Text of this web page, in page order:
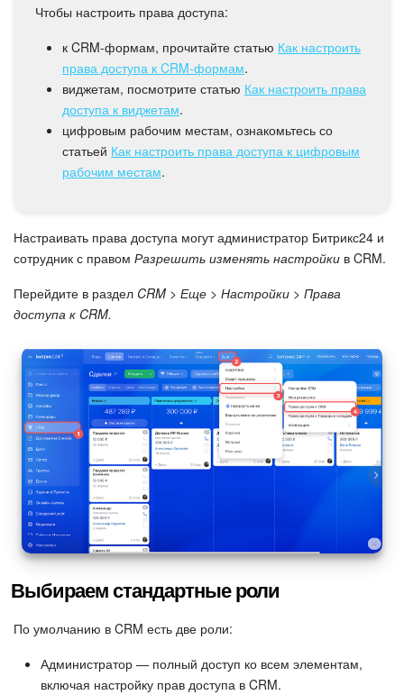
Календарь
Диск
База знаний
Сайты
Складской учет
CRM
Онлайн-запись
КЭДО
Подпись
Маркетинг
Центр продаж
Аналитика
BI Конструктор
Автоматизация
Чтобы настроить права доступа:
к CRM-формам, прочитайте статью Как настроить
права доступа к CRM-формам.
виджетам, посмотрите статью Как настроить права
доступа к виджетам.
цифровым рабочим местам, ознакомьтесь со
статьей Как настроить права доступа к цифровым
рабочим местам.
Настраивать права доступа могут администратор Битрикс24 и
сотрудник с правом Разрешить изменять настройки в CRM.
Перейдите в раздел CRM > Еще > Настройки > Права
доступа к CRM.
Выбираем стандартные роли
По умолчанию в CRM есть две роли:
Администратор — полный доступ ко всем элементам,
включая настройку прав доступа в CRM.